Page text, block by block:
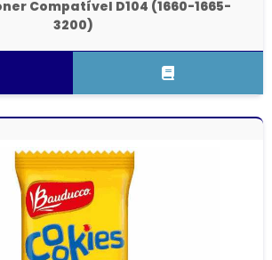
Compatível D104 (1660-1665-
3200)